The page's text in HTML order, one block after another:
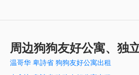
周边狗狗友好公寓、独
温哥华 卑詩省 狗狗友好公寓出租